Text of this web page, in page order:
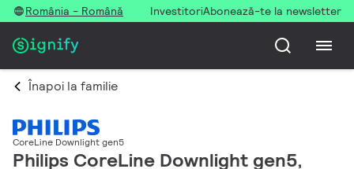
România - Română InvestitoriAbonează-te la newsletter
Înapoi la familie
CoreLine Downlight gen5
Philips CoreLine Downlight gen5,